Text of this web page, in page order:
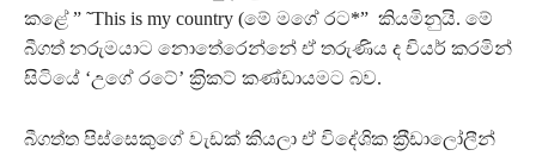
කළේ ” ˜‍This is my country (මේ මගේ රට*” කියමිනුයි. මේ
බීගත් නරුමයාට නොතේරෙන්නේ ඒ තරුණිය ද චියර් කරමින්
සිටියේ ‘උගේ රටේ’ ක‍්‍රිකට් කණ්ඩායමට බව.
බීගත්ත පිස්සෙකුගේ වැඩක් කියලා ඒ විදේශික ක‍්‍රීඩාලෝලීන්